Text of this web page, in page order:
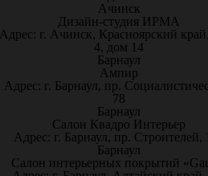
Ачинск
Дизайн-студия ИРМА
Адрес: г. Ачинск, Красноярский
4, дом 14
Барнаул
Ампир
Адрес: г. Барнаул, пр.
78
Барнаул
Салон Квадро Интерьер
Адрес: г. Барнаул, пр. Строителей,
Барнаул
Салон интерьерных покрытий